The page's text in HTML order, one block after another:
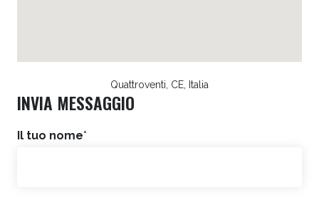
Quattroventi, CE, Italia
INVIA MESSAGGIO
Il tuo nome*